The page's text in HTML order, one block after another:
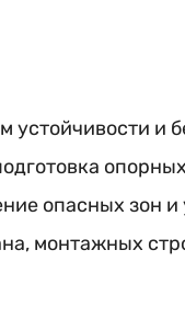
устойчивости и
опасных зон
монтажных